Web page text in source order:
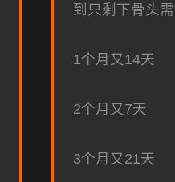
到只剩下骨头
1个月又14天
2个月又7天
3个月又21天